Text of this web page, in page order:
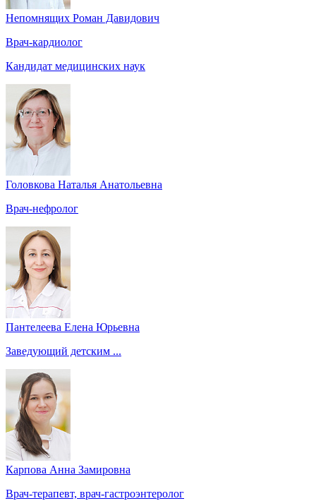
Непомнящих Роман Давидович
Врач-кардиолог
Кандидат медицинских наук
Головкова Наталья Анатольевна
Врач-нефролог
Пантелеева Елена Юрьевна
Заведующий детским ...
Карпова Анна Замировна
Врач-терапевт, врач-гастроэнтеролог